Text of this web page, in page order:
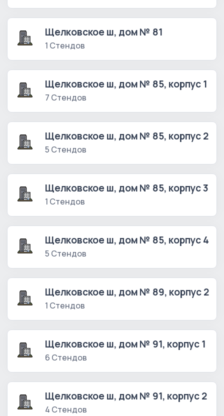
Щелковское ш, дом № 81
1 Стендов
Щелковское ш, дом № 85, корпус 1
7 Стендов
Щелковское ш, дом № 85, корпус 2
5 Стендов
Щелковское ш, дом № 85, корпус 3
1 Стендов
Щелковское ш, дом № 85, корпус 4
5 Стендов
Щелковское ш, дом № 89, корпус 2
1 Стендов
Щелковское ш, дом № 91, корпус 1
6 Стендов
Щелковское ш, дом № 91, корпус 2
4 Стендов